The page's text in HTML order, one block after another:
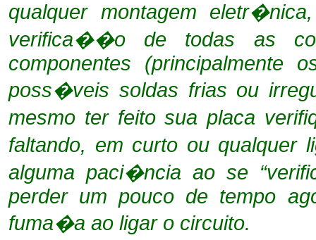
qualquer montagem
verifica��o de todas as
componentes (principalmente
poss�veis soldas frias ou
mesmo ter feito sua placa
faltando, em curto ou
alguma paci�ncia ao se
perder um pouco de tempo
fuma�a ao ligar o circuito.